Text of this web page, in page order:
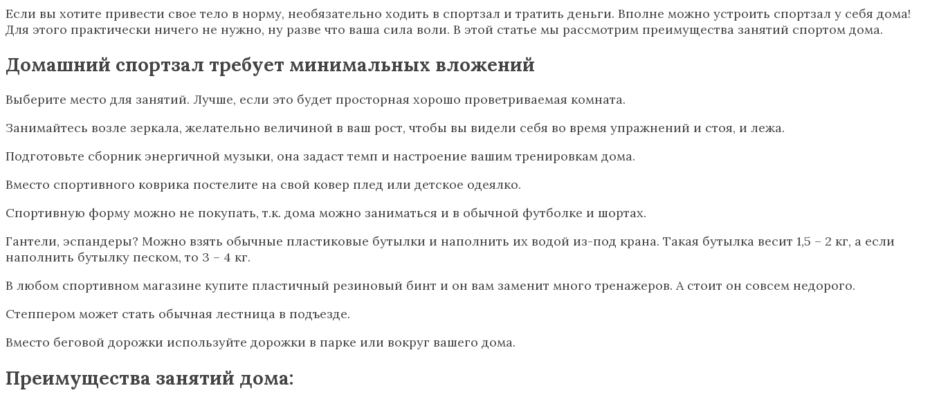
Если вы хотите привести свое тело в норму, необязательно ходить в спортзал и тратить деньги. Вполне можно устроить спортзал у себя дома!
Для этого практически ничего не нужно, ну разве что ваша сила воли. В этой статье мы рассмотрим преимущества занятий спортом дома.
Домашний спортзал требует минимальных вложений
Выберите место для занятий. Лучше, если это будет просторная хорошо проветриваемая комната.
Занимайтесь возле зеркала, желательно величиной в ваш рост, чтобы вы видели себя во время упражнений и стоя, и лежа.
Подготовьте сборник энергичной музыки, она задаст темп и настроение вашим тренировкам дома.
Вместо спортивного коврика постелите на свой ковер плед или детское одеялко.
Спортивную форму можно не покупать, т.к. дома можно заниматься и в обычной футболке и шортах.
Гантели, эспандеры? Можно взять обычные пластиковые бутылки и наполнить их водой из-под крана. Такая бутылка весит 1,5 – 2 кг, а если
наполнить бутылку песком, то 3 – 4 кг.
В любом спортивном магазине купите пластичный резиновый бинт и он вам заменит много тренажеров. А стоит он совсем недорого.
Степпером может стать обычная лестница в подъезде.
Вместо беговой дорожки используйте дорожки в парке или вокруг вашего дома.
Преимущества занятий дома: